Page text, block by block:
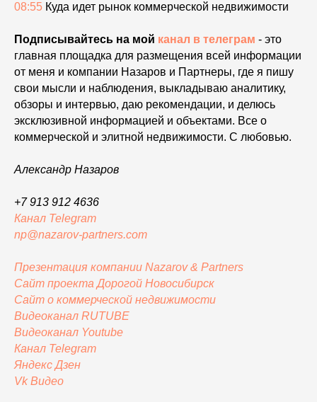
08:55 Куда идет рынок коммерческой недвижимости
Подписывайтесь на мой канал в телеграм - это
главная площадка для размещения всей информации
от меня и компании Назаров и Партнеры, где я пишу
свои мысли и наблюдения, выкладываю аналитику,
обзоры и интервью, даю рекомендации, и делюсь
эксклюзивной информацией и объектами. Все о
коммерческой и элитной недвижимости. С любовью.
Александр Назаров
+7 913 912 4636
Канал Telegram
np@nazarov-partners.com
Презентация компании Nazarov & Partners
Сайт проекта Дорогой Новосибирск
Сайт о коммерческой недвижимости
Видеоканал RUTUBE
Видеоканал Youtube
Канал Telegram
ЯндексДзен
Vk Видео